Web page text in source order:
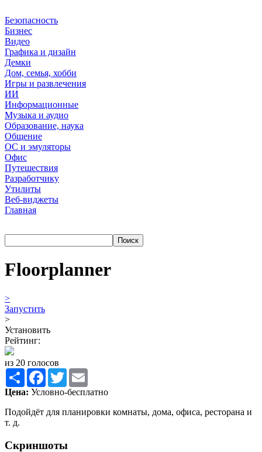
Безопасность
Бизнес
Видео
Графика и дизайн
Демки
Дом, семья, хобби
Игры и развлечения
ИИ
Информационные
Музыка и аудио
Образование, наука
Общение
ОС и эмуляторы
Офис
Путешествия
Разработчику
Утилиты
Веб-виджеты
Главная
Floorplanner
>
Запустить
>
Установить
Рейтинг:
из 20 голосов
Share Facebook
Twitter
Цена: Условно-бесплатно
Подойдёт для планировки комнаты, дома, офиса, ресторана и
т. д.
Скриншоты